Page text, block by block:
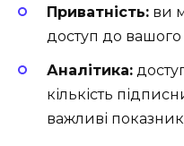
Приватність: ви
доступ до вашого
Аналітика:
кількість
важливі